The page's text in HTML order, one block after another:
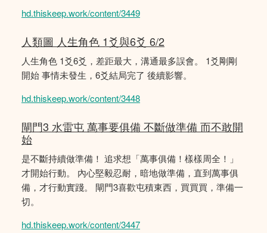
hd.thiskeep.work/content/3449
人類圖 人生角色 1爻與6爻 6/2
人生角色 1爻6爻，差距最大，溝通最多誤會。 1爻剛剛
開始 事情未發生，6爻結局完了 後續影響。
hd.thiskeep.work/content/3448
閘門3 水雷屯 萬事要俱備 不斷做準備 而不敢開
始
是不斷持續做準備！ 追求想「萬事俱備！樣樣周全！」
才開始行動。 內心堅毅忍耐，暗地做準備，直到萬事俱
備，才行動實踐。 閘門3喜歡屯積東西，買買買，準備一
切。
hd.thiskeep.work/content/3447